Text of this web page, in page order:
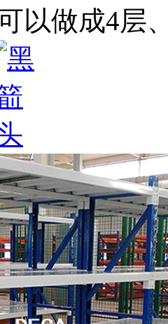
以做成4层